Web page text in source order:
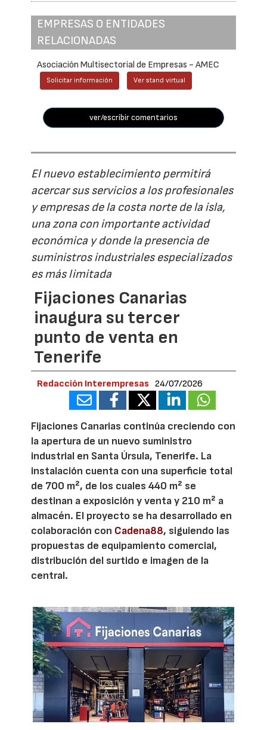
EMPRESAS O ENTIDADES
RELACIONADAS
Asociación Multisectorial de Empresas - AMEC
Solicitar información Ver stand virtual
ver/escribir comentarios
El nuevo establecimiento permitirá
acercar sus servicios a los profesionales
y empresas de la costa norte de la isla,
una zona con importante actividad
económica y donde la presencia de
suministros industriales especializados
es más limitada
Fijaciones Canarias
inaugura su tercer
punto de venta en
Tenerife
Redacción Interempresas 24/07/2026
Fijaciones Canarias continúa creciendo con
la apertura de un nuevo suministro
industrial en Santa Úrsula, Tenerife. La
instalación cuenta con una superficie total
de 700 m², de los cuales 440 m² se
destinan a exposición y venta y 210 m² a
almacén. El proyecto se ha desarrollado en
colaboración con Cadena88, siguiendo las
propuestas de equipamiento comercial,
distribución del surtido e imagen de la
central.